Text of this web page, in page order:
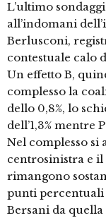
L’ultimo
all’indomani
Berlusconi,
contestuale calo
Un effetto B,
complesso la
dello 0,8%, lo
dell’1,3% mentre
Nel complesso si
centrosinistra e
rimangono
punti percentuali
Bersani da quella